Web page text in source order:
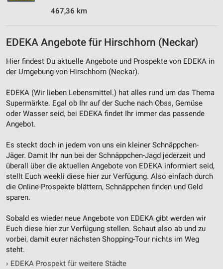
467,36 km
EDEKA Angebote für Hirschhorn (Neckar)
Hier findest Du aktuelle Angebote und Prospekte von EDEKA in
der Umgebung von Hirschhorn (Neckar).
EDEKA (Wir lieben Lebensmittel.) hat alles rund um das Thema
Supermärkte. Egal ob Ihr auf der Suche nach Obss, Gemüse
oder Wasser seid, bei EDEKA findet Ihr immer das passende
Angebot.
Es steckt doch in jedem von uns ein kleiner Schnäppchen-
Jäger. Damit Ihr nun bei der Schnäppchen-Jagd jederzeit und
überall über die aktuellen Angebote von EDEKA informiert seid,
stellt Euch weekli diese hier zur Verfügung. Also einfach durch
die Online-Prospekte blättern, Schnäppchen finden und Geld
sparen.
Sobald es wieder neue Angebote von EDEKA gibt werden wir
Euch diese hier zur Verfügung stellen. Schaut also ab und zu
vorbei, damit eurer nächsten Shopping-Tour nichts im Weg
steht.
› EDEKA Prospekt für weitere Städte